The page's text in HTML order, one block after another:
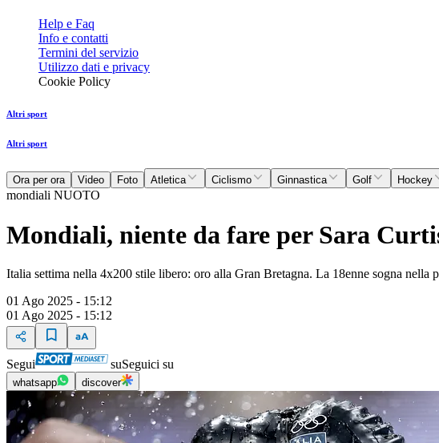
Help e Faq
Info e contatti
Termini del servizio
Utilizzo dati e privacy
Cookie Policy
Altri sport
Altri sport
Ora per ora Video Foto Atletica Ciclismo Ginnastica Golf Hockey
mondiali NUOTO
Mondiali, niente da fare per Sara
Italia settima nella 4x200 stile libero: oro alla Gran Bretagna. La 18enne sogna nella
01 Ago 2025 - 15:12
01 Ago 2025 - 15:12
Segui suSeguici su
whatsapp discover